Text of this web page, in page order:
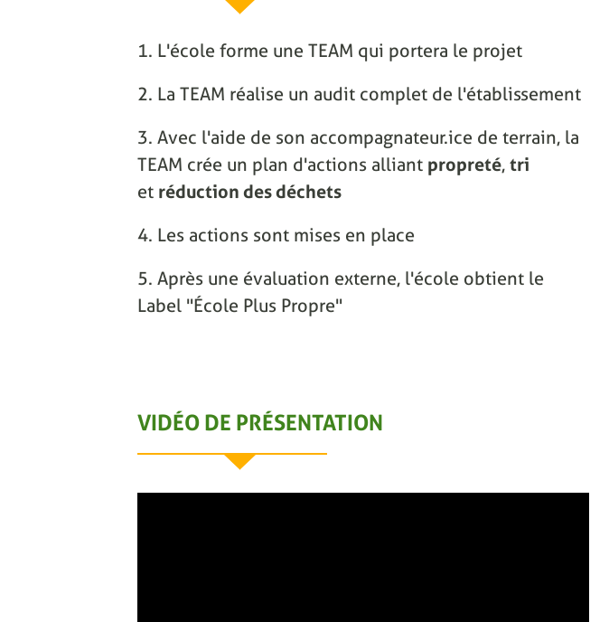
1. L'école forme une TEAM qui portera le projet
2. La TEAM réalise un audit complet de l'établissement
3. Avec l'aide de son accompagnateur.ice de terrain, la
TEAM crée un plan d'actions alliant propreté, tri
et réduction des déchets
4. Les actions sont mises en place
5. Après une évaluation externe, l'école obtient le
Label "École Plus Propre"
VIDÉO DE PRÉSENTATION